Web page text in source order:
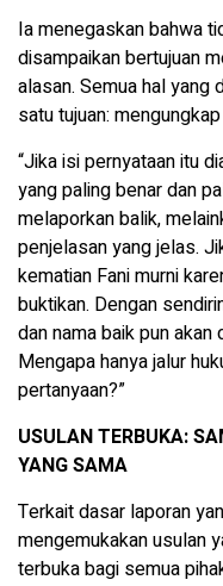
Ia menegaskan bahwa
disampaikan bertujuan
alasan. Semua hal yang
satu tujuan:
“Jika isi pernyataan itu
yang paling benar dan
melaporkan balik,
penjelasan yang jelas.
kematian Fani murni
buktikan. Dengan
dan nama baik pun akan
Mengapa hanya jalur
pertanyaan?”
USULAN TERBUKA:
YANG SAMA
Terkait dasar laporan
mengemukakan usulan
terbuka bagi semua